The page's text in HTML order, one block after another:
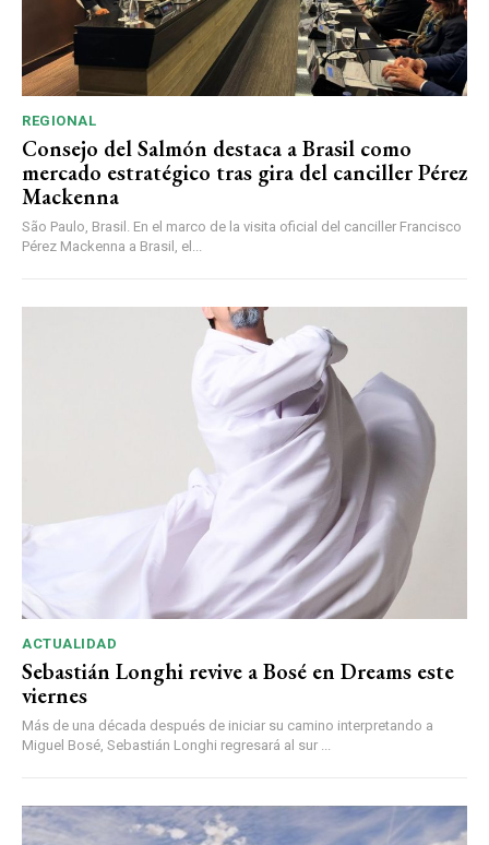
REGIONAL
Consejo del Salmón destaca a Brasil como
mercado estratégico tras gira del canciller Pérez
Mackenna
São Paulo, Brasil. En el marco de la visita oficial del canciller Francisco
Pérez Mackenna a Brasil, el...
ACTUALIDAD
Sebastián Longhi revive a Bosé en Dreams este
viernes
Más de una década después de iniciar su camino interpretando a
Miguel Bosé, Sebastián Longhi regresará al sur ...